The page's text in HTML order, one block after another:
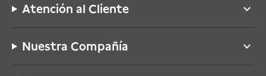
Atención al Cliente keyboard_arrow_down
Nuestra Compañía keyboard_arrow_down